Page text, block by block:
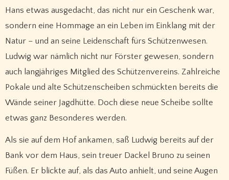
Hans etwas ausgedacht, das nicht nur ein Geschenk war,
sondern eine Hommage an ein Leben im Einklang mit der
Natur – und an seine Leidenschaft fürs Schützenwesen.
Ludwig war nämlich nicht nur Förster gewesen, sondern
auch langjähriges Mitglied des Schützenvereins. Zahlreiche
Pokale und alte Schützenscheiben schmückten bereits die
Wände seiner Jagdhütte. Doch diese neue Scheibe sollte
etwas ganz Besonderes werden.
Als sie auf dem Hof ankamen, saß Ludwig bereits auf der
Bank vor dem Haus, sein treuer Dackel Bruno zu seinen
Füßen. Er blickte auf, als das Auto anhielt, und seine Augen